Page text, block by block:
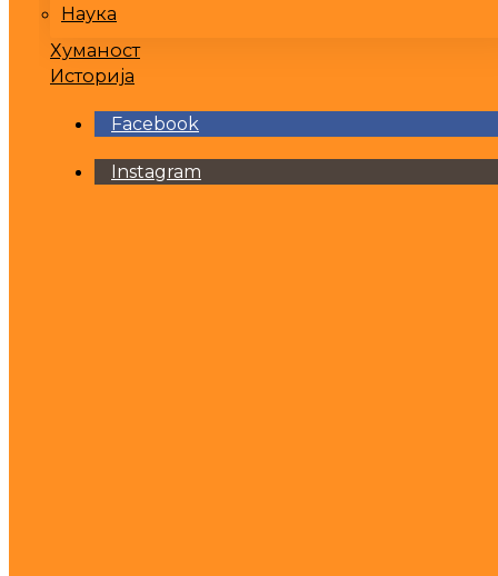
Наука
Хуманост
Историја
Facebook
Instagram